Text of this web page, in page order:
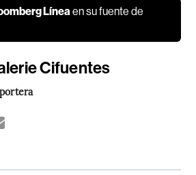
Líneaen su fuente de
Cifuentes